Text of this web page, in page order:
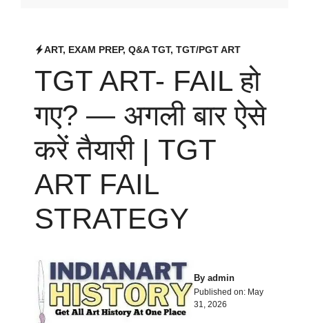
ART, EXAM PREP, Q&A TGT, TGT/PGT ART
TGT ART- FAIL हो
गए? — अगली बार ऐसे
करें तैयारी | TGT
ART FAIL
STRATEGY
By admin
Published on: May
31, 2026